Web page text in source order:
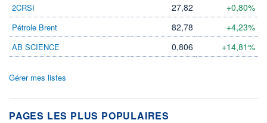
2CRSI 27,82 +0,80%
Pétrole Brent 82,78 +4,23%
AB SCIENCE 0,806 +14,81%
Gérer mes listes
PAGES LES PLUS POPULAIRES